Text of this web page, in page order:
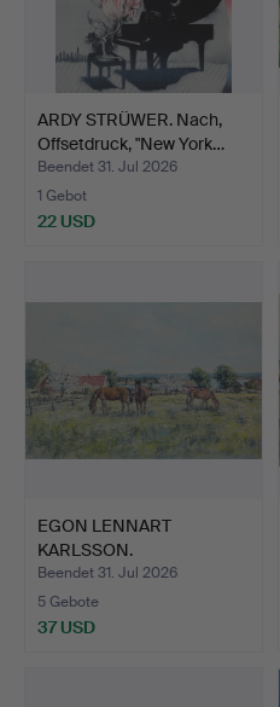
ARDY STRÜWER. Nach,
Offsetdruck, "New York…
Beendet 31. Jul 2026
1 Gebot
22 USD
EGON LENNART
KARLSSON.
Farblithografie, "F…
Beendet 31. Jul 2026
5 Gebote
37 USD